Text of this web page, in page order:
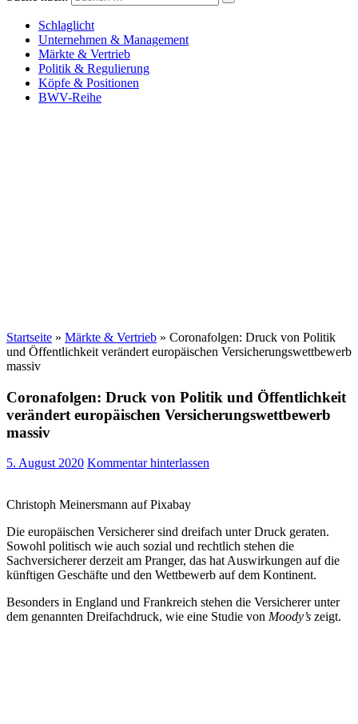
Versicherungswirtschaft-heute
Schlaglicht
Unternehmen & Management
Märkte & Vertrieb
Politik & Regulierung
Köpfe & Positionen
BWV-Reihe
Startseite » Märkte & Vertrieb » Coronafolgen: Druck von Politik
und Öffentlichkeit verändert europäischen Versicherungswettbewerb
massiv
Coronafolgen: Druck von Politik und Öffentlichkeit
verändert europäischen Versicherungswettbewerb
massiv
5. August 2020 Kommentar hinterlassen
Christoph Meinersmann auf Pixabay
Die europäischen Versicherer sind dreifach unter Druck geraten.
Sowohl politisch wie auch sozial und rechtlich stehen die
Sachversicherer derzeit am Pranger, das hat Auswirkungen auf die
künftigen Geschäfte und den Wettbewerb auf dem Kontinent.
Besonders in England und Frankreich stehen die Versicherer unter
dem genannten Dreifachdruck, wie eine Studie von Moody’s zeigt.